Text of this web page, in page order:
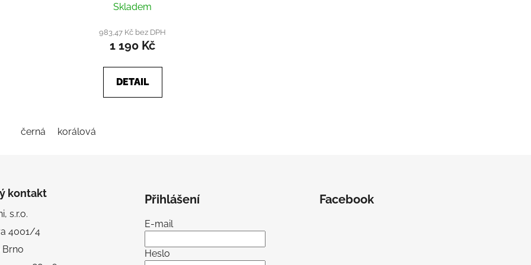
Skladem
983,47 Kč bez DPH
1 190 Kč
DETAIL
černá korálová
kontakt
s.r.o.
4001/4
Brno
Přihlášení
E-mail
Heslo
Facebook